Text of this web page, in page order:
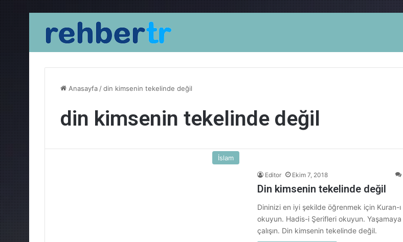
Anasayfa /din kimsenin tekelinde değil
din kimsenin tekelinde değil
İslam
Editor Ekim 7, 2018
Din kimsenin tekelinde değil
Dininizi en iyi şekilde öğrenmek için Kuran-ı
okuyun. Hadis-i Şerifleri okuyun. Yaşamaya
çalışın. Din kimsenin tekelinde değil.